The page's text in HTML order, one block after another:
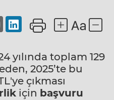
yılında toplam 129
2025’te bu
çıkması
için başvuru